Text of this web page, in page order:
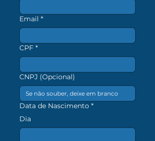
Email *
CPF *
CNPJ (Opcional)
Data de Nascimento *
Dia